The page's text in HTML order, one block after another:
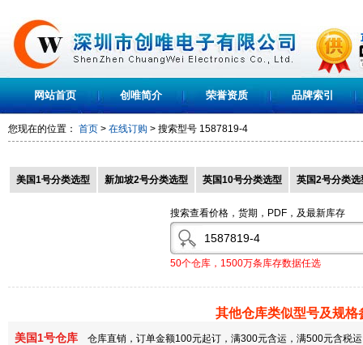
网站首页 创唯简介 荣誉资质 品牌索引
您现在的位置： 首页 > 在线订购 > 搜索型号 1587819-4
美国1号分类选型 新加坡2号分类选型 英国10号分类选型 英国2号分类选
搜索查看价格，货期，PDF，及最新库存
50个仓库，1500万条库存数据任选
其他仓库类似型号及规格
美国1号仓库 仓库直销，订单金额100元起订，满300元含运，满500元含税